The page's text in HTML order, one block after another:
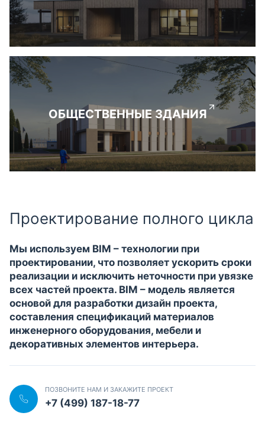
ОБЩЕСТВЕННЫЕ ЗДАНИЯ
Проектирование полного цикла
Мы используем BIM – технологии при
проектировании, что позволяет ускорить сроки
реализации и исключить неточности при увязке
всех частей проекта. BIM – модель является
основой для разработки дизайн проекта,
составления спецификаций материалов
инженерного оборудования, мебели и
декоративных элементов интерьера.
ПОЗВОНИТЕ НАМ И ЗАКАЖИТЕ ПРОЕКТ
+7 (499) 187-18-77